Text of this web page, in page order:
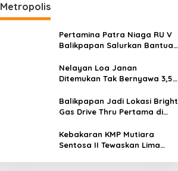
Metropolis
Pertamina Patra Niaga RU V
Balikpapan Salurkan Bantuan
Kilang
Nelayan Loa Janan
Ditemukan Tak Bernyawa 3,5
Kejadian di Sungai Mahakam
Balikpapan Jadi Lokasi Bright
Gas Drive Thru Pertama di
Kebakaran KMP Mutiara
Sentosa II Tewaskan Lima